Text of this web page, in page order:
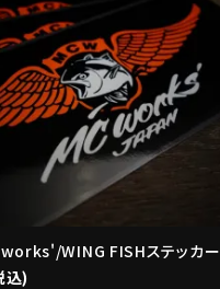
WING FISHステッカー
込)